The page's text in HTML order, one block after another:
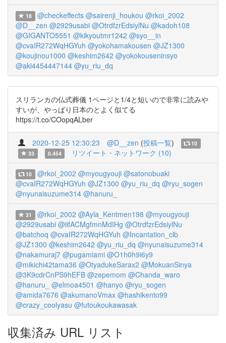
18 @checkeffects @sairenji_houkou @rkoi_2002
@D__zen @2929usabi @OtrdfzrEdsiylNu @kadoh108
@GIGANTO5551 @kikyoutmr1242 @syo__in
@cvaIR272WqHGYuh @yokohamakousen @JZ1300
@koujinou1000 @keshim2642 @yokokouseninsyo
@aki4454447144 @yu_riu_dq
スリランカの仏式葬儀 1ページと1/4と短いので非常に読みや
すいが、やっぱり日本のとよく似てる
https://t.co/COopqALber
2020-12-25 12:30:23 @D__zen (投稿一覧)
10
33
0.454 リツイート・ネットワーク (10)
10 @rkoi_2002 @myougyouji @satonobuaki
@cvaIR272WqHGYuh @JZ1300 @yu_riu_dq @ryu_sogen
@nyunaisuzume314 @hanuru_
31 @rkoi_2002 @Ayla_Kentmen198 @myougyouji
@2929usabi @iifACMgfmnMdIHg @OtrdfzrEdsiylNu
@batchoq @cvaIR272WqHGYuh @Incantation_clb
@JZ1300 @keshim2642 @yu_riu_dq @nyunaisuzume314
@nakamuraj7 @pugamiami @O1h0h9i6y9
@mikichi42tama36 @OtyadukeSarax2 @MokuanSinya
@3K9cdrCnPS9hEFB @zepemom @Chanda_waro
@hanuru_
@elmoa4501 @hanyo @ryu_sogen
@amida7676 @akumanoVmax @hashikento99
@crazy_coolyasu @futoukoukawasak
収集済み URL リスト